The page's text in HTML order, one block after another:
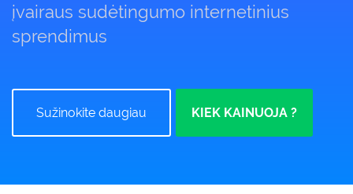
įvairaus sudėtingumo internetinius
sprendimus
Sužinokite daugiau KIEK KAINUOJA ?